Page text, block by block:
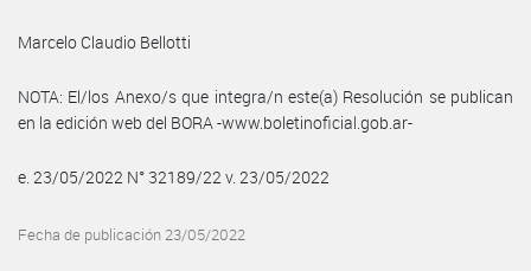
Marcelo Claudio Bellotti
NOTA: El/los Anexo/s que integra/n este(a) Resolución se publican
en la edición web del BORA -www.boletinoficial.gob.ar-
e. 23/05/2022 N° 32189/22 v. 23/05/2022
Fecha de publicación 23/05/2022